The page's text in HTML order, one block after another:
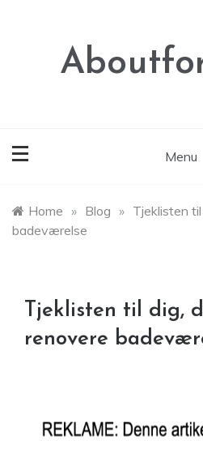
Menu
Home » Blog » Tjeklisten
badeværelse
Tjeklisten til dig,
renovere